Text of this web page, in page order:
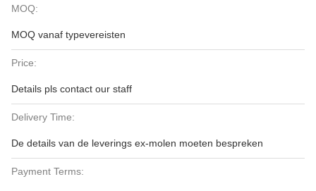
MOQ:
MOQ vanaf typevereisten
Price:
Details pls contact our staff
Delivery Time:
De details van de leverings ex-molen moeten bespreken
Payment Terms: